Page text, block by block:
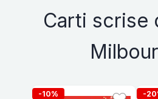
Carti scrise
-10% -